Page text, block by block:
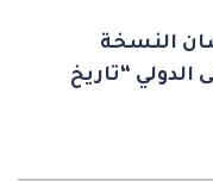
النسخة
“تاريخ